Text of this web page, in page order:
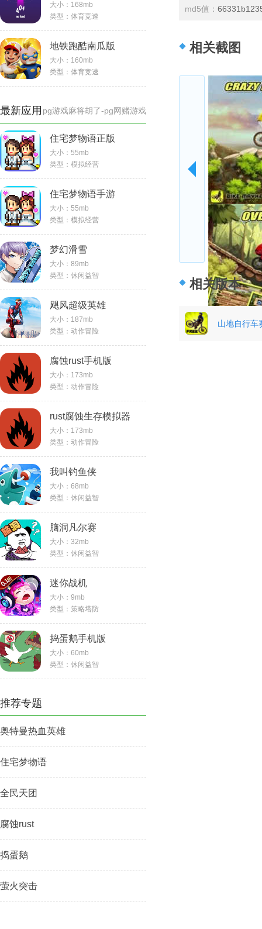
大小： 168mb
类型： 体育竞速
地铁跑酷南瓜版
大小： 160mb
类型： 体育竞速
pg游戏麻将胡了-pg网赌游戏
最新应用
住宅梦物语正版
大小：55mb
类型：模拟经营
住宅梦物语手游
大小：55mb
类型：模拟经营
梦幻滑雪
大小：89mb
类型：休闲益智
飓风超级英雄
大小：187mb
类型：动作冒险
腐蚀rust手机版
大小：173mb
类型：动作冒险
rust腐蚀生存模拟器
大小：173mb
类型：动作冒险
我叫钓鱼侠
大小：68mb
类型：休闲益智
脑洞凡尔赛
大小：32mb
类型：休闲益智
迷你战机
大小：9mb
类型：策略塔防
捣蛋鹅手机版
大小：60mb
类型：休闲益智
推荐专题
奥特曼热血英雄
住宅梦物语
全民天团
腐蚀rust
捣蛋鹅
萤火突击
md5值：
相关截图
相关版本
山地自行车